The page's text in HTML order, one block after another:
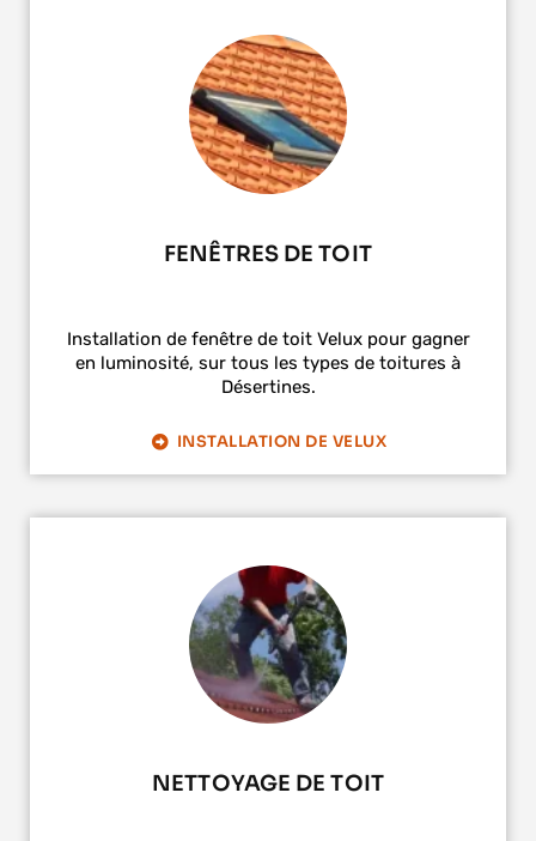
FENÊTRES DE TOIT
Installation de fenêtre de toit Velux pour gagner
en luminosité, sur tous les types de toitures à
Désertines.
INSTALLATION DE VELUX
NETTOYAGE DE TOIT